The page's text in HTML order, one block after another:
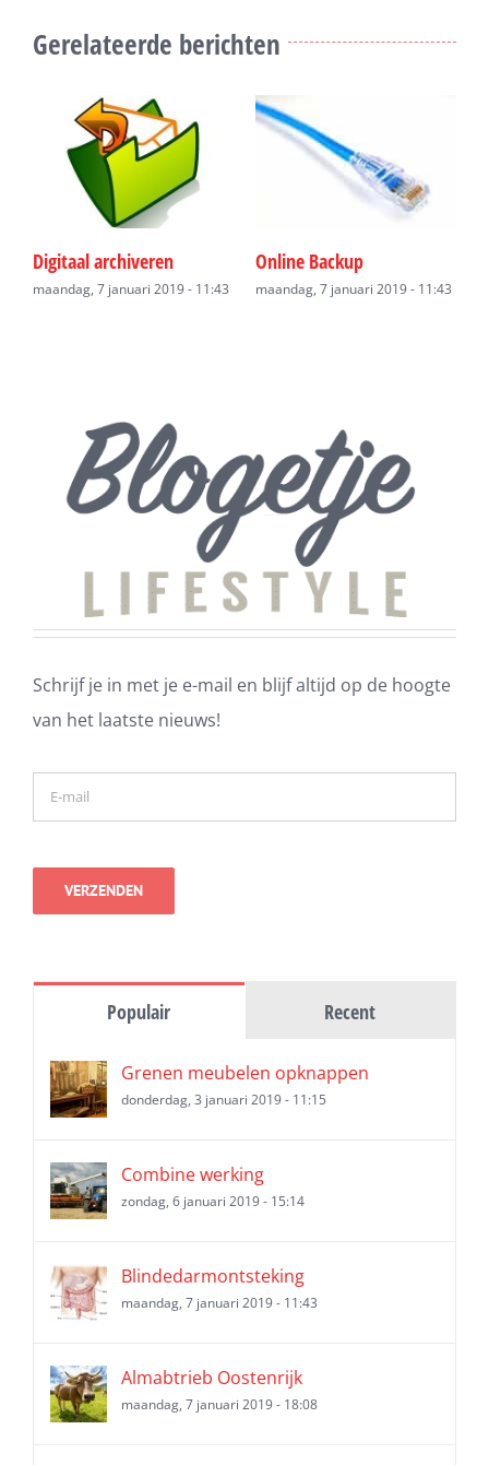
Gerelateerde berichten
Digitaal archiveren
maandag, 7 januari 2019 - 11:43
Online Backup
maandag, 7 januari 2019 - 11:43
Schrijf je in met je e-mail en blijf altijd op de hoogte
van het laatste nieuws!
Populair Recent
Grenen meubelen opknappen
donderdag, 3 januari 2019 - 11:15
Combine werking
zondag, 6 januari 2019 - 15:14
Blindedarmontsteking
maandag, 7 januari 2019 - 11:43
Almabtrieb Oostenrijk
maandag, 7 januari 2019 - 18:08